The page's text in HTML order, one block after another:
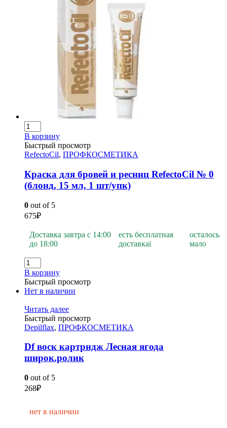
В корзину
Быстрый просмотр
RefectoCil, ПРОФКОСМЕТИКА
Краска для бровей и ресниц RefectoCil № 0
(блонд, 15 мл, 1 шт/упк)
0 out of 5
675₽
Доставка завтра с 14:00
до 18:00
есть бесплатная
доставкаi
осталось
мало
В корзину
Быстрый просмотр
Нет в наличии
Читать далее
Быстрый просмотр
Depilflax, ПРОФКОСМЕТИКА
Df воск картридж Лесная ягода
широк.ролик
0 out of 5
268₽
нет в наличии